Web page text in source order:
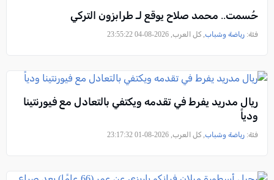
حُسمت.. محمد صلاح يوقع لـ طرابزون التركي
فئة: رياضة وشباب, كل العرب, 2026-08-04 23:55:22
ريال مدريد يفرط في تقدمه ويكتفي بالتعادل مع فيورنتينا
ودياً
فئة: رياضة وشباب, كل العرب, 2026-08-01 23:17:32